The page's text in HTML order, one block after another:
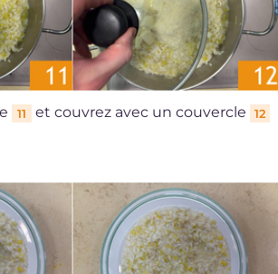
11 et couvrez avec un couvercle 12